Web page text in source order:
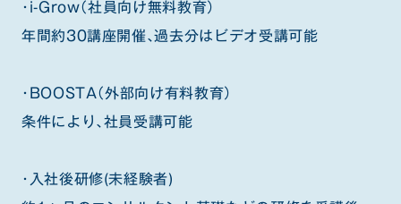
・i-Grow（社員向け無料教育）
年間約30講座開催、過去分はビデオ受講可能
・BOOSTA（外部向け有料教育）
条件により、社員受講可能
・入社後研修(未経験者)